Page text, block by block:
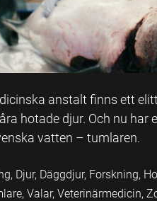
anstalt finns ett
hotade djur. Och nu
vatten – tumlaren.
Djur, Däggdjur, Forskning,
Valar, Veterinärmedicin,